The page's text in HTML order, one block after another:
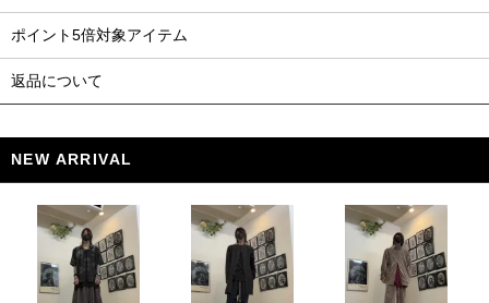
ポイント5倍対象アイテム
返品について
NEW ARRIVAL